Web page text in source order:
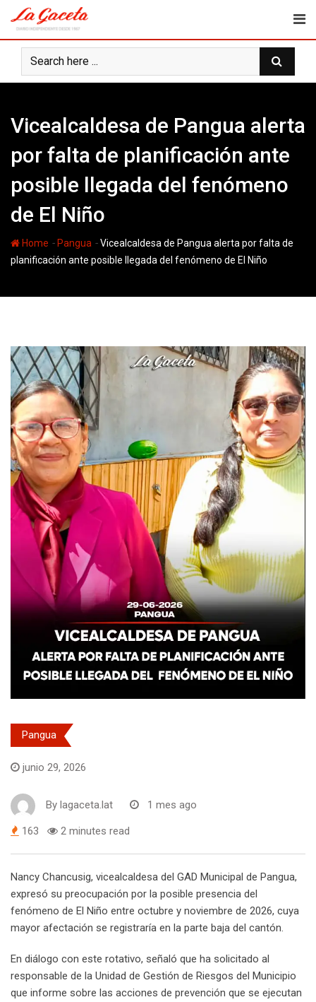
content
Vicealcaldesa de Pangua alerta
por falta de planificación ante
posible llegada del fenómeno
de El Niño
Home - Pangua -Vicealcaldesa de Pangua alerta por falta de
planificación ante posible llegada del fenómeno de El Niño
Pangua
junio 29, 2026
By lagaceta.lat 1 mes ago
163 2 minutes read
Nancy Chancusig, vicealcaldesa del GAD Municipal de Pangua,
expresó su preocupación por la posible presencia del
fenómeno de El Niño entre octubre y noviembre de 2026, cuya
mayor afectación se registraría en la parte baja del cantón.
En diálogo con este rotativo, señaló que ha solicitado al
responsable de la Unidad de Gestión de Riesgos del Municipio
que informe sobre las acciones de prevención que se ejecutan